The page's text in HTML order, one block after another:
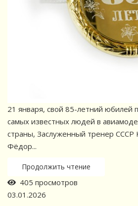
21 января, свой 85-летний юбилей
самых известных людей в
страны, Заслуженный тренер СССР
Фёдор...
Продолжить чтение
405 просмотров
03.01.2026